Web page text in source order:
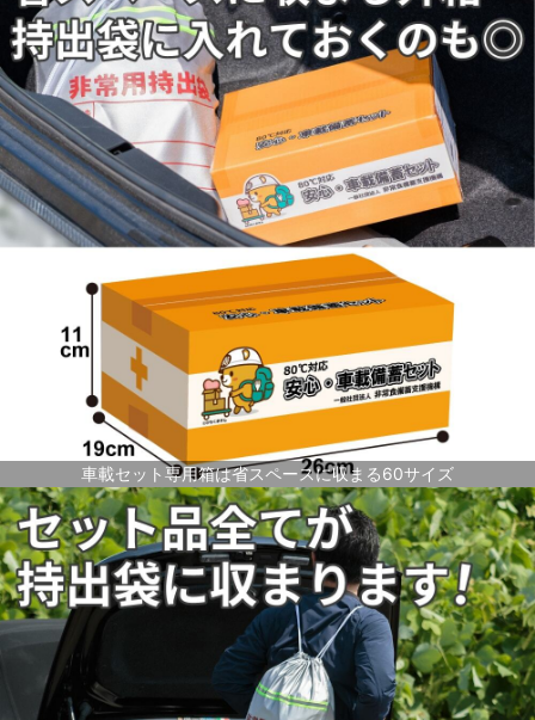
車載セット専用箱は省スペースに収まる60サイズ